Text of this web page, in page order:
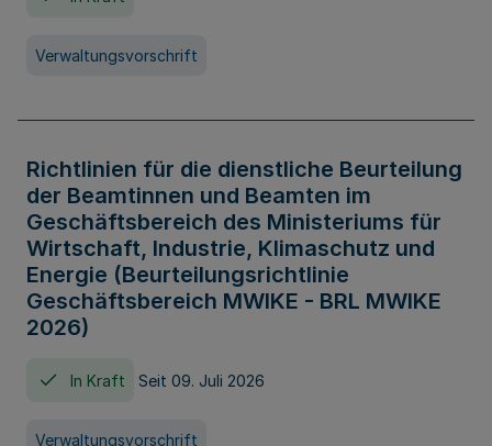
Verwaltungsvorschrift
Richtlinien für die dienstliche Beurteilung
der Beamtinnen und Beamten im
Geschäftsbereich des Ministeriums für
Wirtschaft, Industrie, Klimaschutz und
Energie (Beurteilungsrichtlinie
Geschäftsbereich MWIKE - BRL MWIKE
2026)
In Kraft Seit 09. Juli 2026
Verwaltungsvorschrift